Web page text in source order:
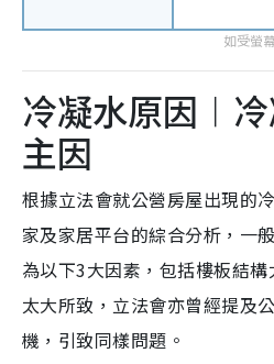
冷凝水原因︱
主因
根據立法會就公營房屋出現的
家及家居平台的綜合分析，一
為以下3大因素，包括樓板結
太大所致，立法會亦曾經提及
機，引致同樣問題。